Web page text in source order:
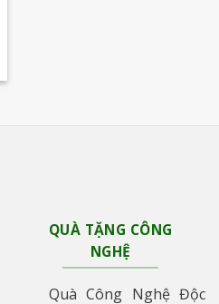
QUÀ TẶNG CÔNG
NGHỆ
Quà Công Nghệ Độc